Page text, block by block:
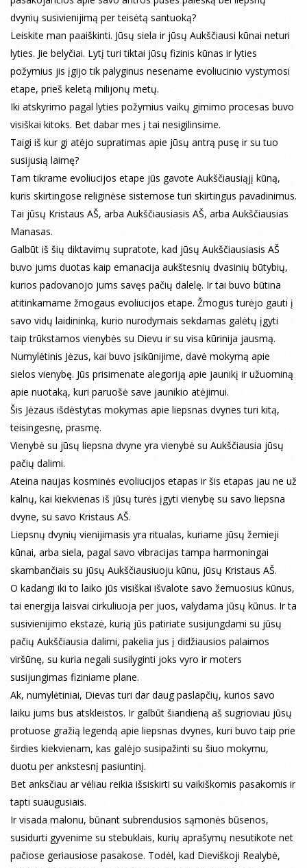
dvynių susivienijimą per teisėtą santuoką?
Leiskite man paaiškinti. Jūsų siela ir jūsų Aukščiausi kūnai neturi
lyties. Jie belyčiai. Lytį turi tiktai jūsų fizinis kūnas ir lyties
požymius jis įgijo tik palyginus nesename evoliucinio vystymosi
etape, prieš keletą milijonų metų.
Iki atskyrimo pagal lyties požymius vaikų gimimo procesas buvo
visiškai kitoks. Bet dabar mes į tai nesigilinsime.
Taigi iš kur gi atėjo supratimas apie jūsų antrą pusę ir su tuo
susijusią laimę?
Tam tikrame evoliucijos etape jūs gavote Aukščiausiąjį kūną,
kuris skirtingose religinėse sistemose turi skirtingus pavadinimus.
Tai jūsų Kristaus AŠ, arba Aukščiausiasis AŠ, arba Aukščiausias
Manasas.
Galbūt iš šių diktavimų supratote, kad jūsų Aukščiausiasis AŠ
buvo jums duotas kaip emanacija aukštesnių dvasinių būtybių,
kurios padovanojo jums savęs pačių dalelę. Ir tai buvo būtina
atitinkamame žmogaus evoliucijos etape. Žmogus turėjo gauti į
savo vidų laidininką, kurio nurodymais sekdamas galėtų įgyti
taip trūkstamos vienybės su Dievu ir su visa kūrinija jausmą.
Numylėtinis Jėzus, kai buvo įsikūnijime, davė mokymą apie
sielos vienybę. Jūs prisimenate alegoriją apie jaunikį ir užuominą
apie nuotaką, kuri paruošė save jaunikio atėjimui.
Šis Jėzaus išdėstytas mokymas apie liepsnas dvynes turi kitą,
teisingesnę, prasmę.
Vienybė su jūsų liepsna dvyne yra vienybė su Aukščiausia jūsų
pačių dalimi.
Ateina naujas kosminės evoliucijos etapas ir šis etapas jau ne už
kalnų, kai kiekvienas iš jūsų turės įgyti vienybę su savo liepsna
dvyne, su savo Kristaus AŠ.
Liepsnų dvynių vienijimasis yra ritualas, kuriame jūsų žemieji
kūnai, arba siela, pagal savo vibracijas tampa harmoningai
skambančiais su jūsų Aukščiausiuoju kūnu, jūsų Kristaus AŠ.
O kadangi iki to laiko jūs visiškai išvalote savo žemuosius kūnus,
tai energija laisvai cirkuliuoja per juos, valydama jūsų kūnus. Ir ta
susivienijimo ekstazė, kurią jūs patiriate susijungdami su jūsų
pačių Aukščiausia dalimi, pakelia jus į didžiausios palaimos
viršūnę, su kuria negali susilyginti joks vyro ir moters
susijungimas fiziniame plane.
Ak, numylėtiniai, Dievas turi dar daug paslapčių, kurios savo
laiku jums bus atskleistos. Ir galbūt šiandieną aš sugrioviau jūsų
protuose gražią legendą apie liepsnas dvynes, kuri buvo taip prie
širdies kiekvienam, kas galėjo susipažinti su šiuo mokymu,
duotu per ankstesnį pasiuntinį.
Bet anksčiau ar vėliau reikia išsiskirti su vaikiškomis pasakomis ir
tapti suaugusiais.
Ir visada malonu, būnant subrendusios sąmonės būsenos,
susidurti gyvenime su stebuklais, kurių aprašymų nesutikote net
pačiose geriausiose pasakose. Todėl, kad Dieviškoji Realybė,